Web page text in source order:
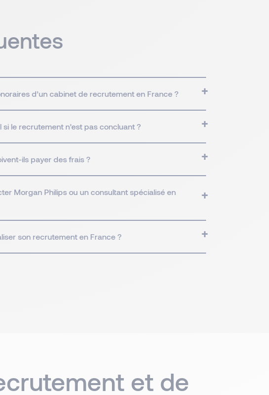
d’un cabinet de recrutement en France ?
le recrutement n’est pas concluant ?
ils payer des frais ?
Morgan Philips ou un consultant spécialisé en
son recrutement en France ?
et de